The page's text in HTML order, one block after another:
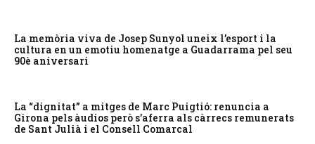
La memòria viva de Josep Sunyol uneix l’esport i la
cultura en un emotiu homenatge a Guadarrama pel seu
90è aniversari
La “dignitat” a mitges de Marc Puigtió: renuncia a
Girona pels àudios però s’aferra als càrrecs remunerats
de Sant Julià i el Consell Comarcal